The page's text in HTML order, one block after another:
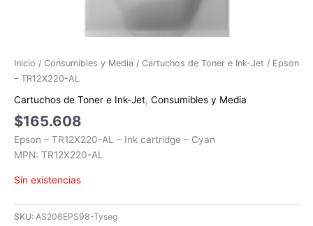
Inicio / Consumibles y Media / Cartuchos de Toner e Ink-Jet / Epson
– TR12X220-AL
Cartuchos de Toner e Ink-Jet, Consumibles y Media
$165.608
Epson – TR12X220-AL – Ink cartridge – Cyan
MPN: TR12X220-AL
Sin existencias
SKU: AS206EPS98-Tyseg